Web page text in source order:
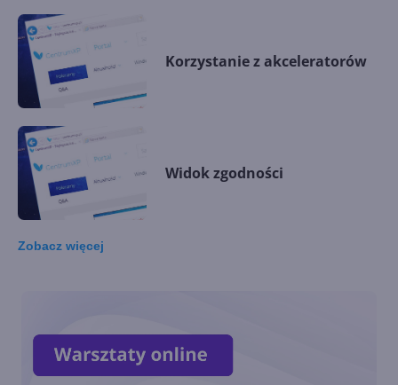
Korzystanie z akceleratorów
Widok zgodności
Zobacz więcej